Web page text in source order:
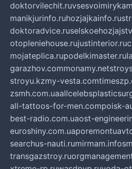
doktorvilechit.ru
manikjurinfo.ruhozjajkainfo.ru
doktoradvice.ru
otopleniehouse.rujustinterior.ru
mojateplica.rupodelkimaster.ru
garazhov.commonamy.net
stroyu.kzmy-vesta.com
zsmh.com.ua
all-tattoos-for-men.compoisk-
best-radio.com.uaost-
euroshiny.com.ua
searchus-nauti.rumirmam.info
transgazstroy.ru